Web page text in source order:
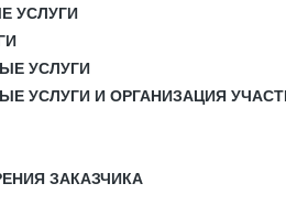
УСЛУГИ
УСЛУГИ
УСЛУГИ И ОРГАНИЗАЦИЯ
ЗАКАЗЧИКА